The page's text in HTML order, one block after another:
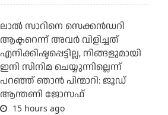
ലാല്‍ സാറിനെ സെക്കന്‍ഡറി
ആക്ടറെന്ന് അവര്‍ വിളിച്ചത്
എനിക്കിഷ്ടപ്പെട്ടില്ല, നിങ്ങളുമായി
ഇനി സിനിമ ചെയ്യുന്നില്ലെന്ന്
പറഞ്ഞ് ഞാന്‍ പിന്മാറി: ജൂഡ്
ആന്തണി ജോസഫ്
15 hours ago